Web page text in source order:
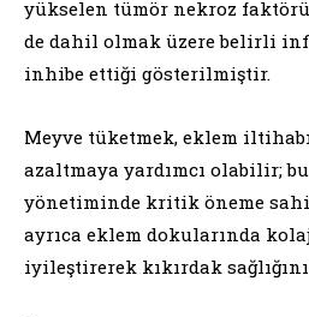
yükselen tümör nekroz
de dahil olmak üzere belirli
inhibe ettiği gösterilmiştir.
Meyve tüketmek, eklem
azaltmaya yardımcı olabilir;
yönetiminde kritik öneme
ayrıca eklem dokularında
iyileştirerek kıkırdak